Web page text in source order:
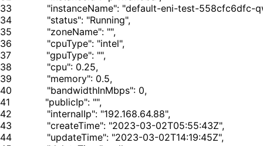
33
34
35
36
37
38
39
40
41
42
43
44